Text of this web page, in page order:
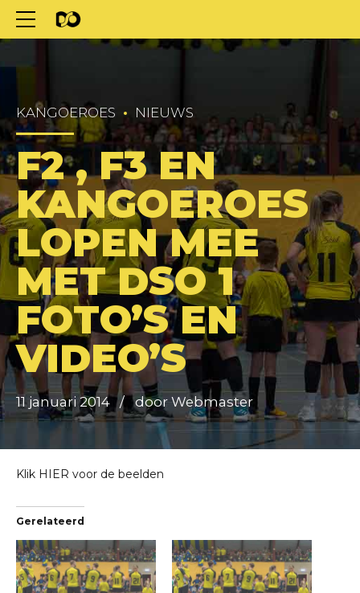
KANGOEROES NIEUWS
F2 , F3 EN
KANGOEROES
LOPEN MEE
MET DSO 1
FOTO’S EN
VIDEO’S
11 januari 2014 door Webmaster
Klik HIER voor de beelden
Gerelateerd